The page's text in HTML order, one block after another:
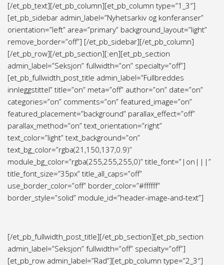
[/et_pb_text][/et_pb_column][et_pb_column type=”1_3″]
[et_pb_sidebar admin_label=”Nyhetsarkiv og konferanser”
orientation=”left” area=”primary” background_layout=”light”
remove_border=”off”] [/et_pb_sidebar][/et_pb_column]
[/et_pb_row][/et_pb_section][:en][et_pb_section
admin_label=”Seksjon” fullwidth=”on” specialty=”off”]
[et_pb_fullwidth_post_title admin_label=”Fullbreddes
innleggstittel” title=”on” meta=”off” author=”on” date=”on”
categories=”on” comments=”on” featured_image=”on”
featured_placement=”background” parallax_effect=”off”
parallax_method=”on” text_orientation=”right”
text_color=”light” text_background=”on”
text_bg_color=”rgba(21,150,137,0.9)”
module_bg_color=”rgba(255,255,255,0)” title_font=”|on|||”
title_font_size=”35px” title_all_caps=”off”
use_border_color=”off” border_color=”#ffffff”
border_style=”solid” module_id=”header-image-and-text”]
[/et_pb_fullwidth_post_title][/et_pb_section][et_pb_section
admin_label=”Seksjon” fullwidth=”off” specialty=”off”]
[et_pb_row admin_label=”Rad”][et_pb_column type=”2_3″]